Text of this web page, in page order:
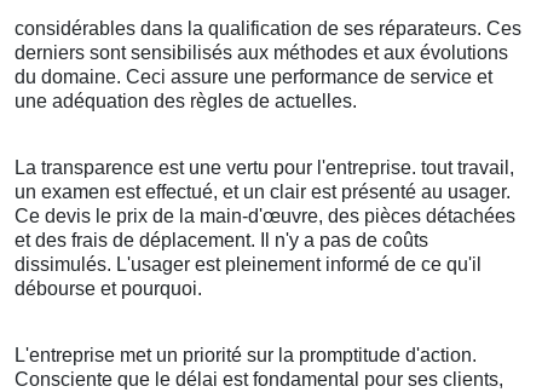
considérables dans la qualification de ses réparateurs. Ces
derniers sont sensibilisés aux méthodes et aux évolutions
du domaine. Ceci assure une performance de service et
une adéquation des règles de actuelles.
La transparence est une vertu pour l'entreprise. tout travail,
un examen est effectué, et un clair est présenté au usager.
Ce devis le prix de la main-d'œuvre, des pièces détachées
et des frais de déplacement. Il n'y a pas de coûts
dissimulés. L'usager est pleinement informé de ce qu'il
débourse et pourquoi.
L'entreprise met un priorité sur la promptitude d'action.
Consciente que le délai est fondamental pour ses clients,